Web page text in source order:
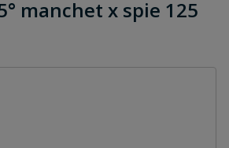
manchet x spie 125